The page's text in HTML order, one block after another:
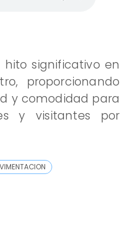
significativo en
proporcionando
y comodidad para
y visitantes por